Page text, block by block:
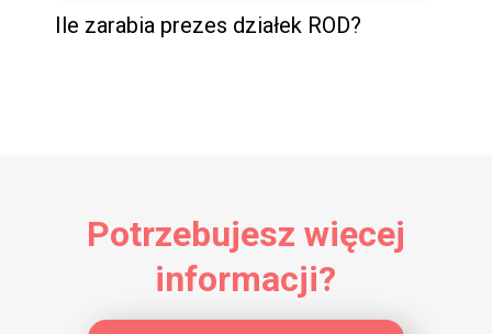
Ile zarabia prezes działek ROD?
Potrzebujesz więcej
informacji?